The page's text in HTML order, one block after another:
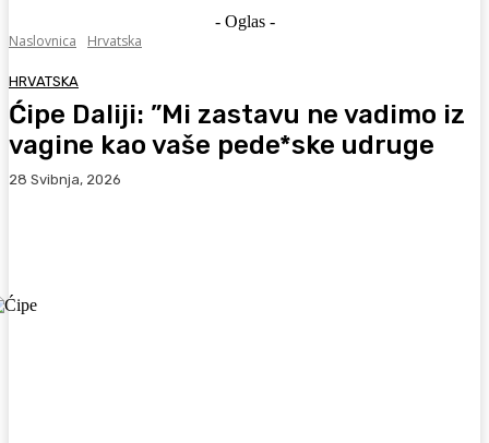
- Oglas -
Naslovnica
Hrvatska
HRVATSKA
Ćipe Daliji: ”Mi zastavu ne vadimo iz
vagine kao vaše pede*ske udruge
28 Svibnja, 2026